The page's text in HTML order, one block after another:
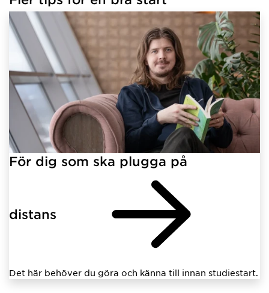
För dig som ska plugga på
distans
Det här behöver du göra och känna till innan studiestart.